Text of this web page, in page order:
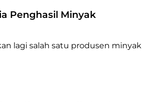
Penghasil Minyak
lagi salah satu produsen minyak